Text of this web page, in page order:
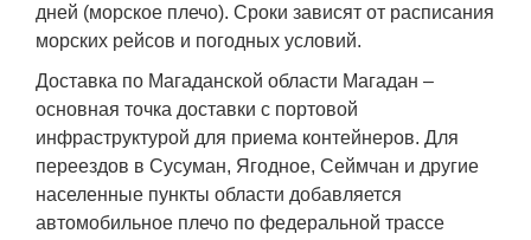
дней (морское плечо). Сроки зависят от расписания
морских рейсов и погодных условий.
Доставка по Магаданской области Магадан –
основная точка доставки с портовой
инфраструктурой для приема контейнеров. Для
переездов в Сусуман, Ягодное, Сеймчан и другие
населенные пункты области добавляется
автомобильное плечо по федеральной трассе